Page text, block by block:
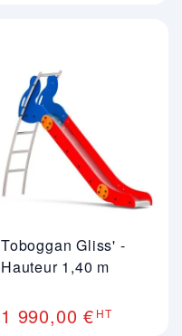
Toboggan Gliss' -
Hauteur 1,40 m
1 990,00 € HT